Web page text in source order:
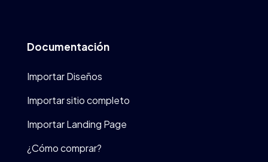
Documentación
Importar Diseños
Importar sitio completo
Importar Landing Page
¿Cómo comprar?